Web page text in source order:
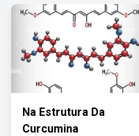
Na Estrutura Da
Curcumina